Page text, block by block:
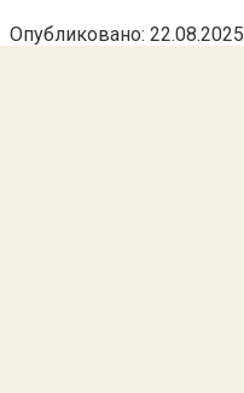
Опубликовано: 22.08.2025